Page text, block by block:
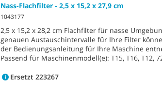
Nass-Flachfilter - 2,5 x 15,2 x 27,9 cm
1043177
2,5 x 15,2 x 28,2 cm Flachfilter für nasse
genauen Austauschintervalle für Ihre Filter
der Bedienungsanleitung für Ihre Maschine
Passend für Maschinenmodell(e): T15, T16, T12,
Ersetzt 223267